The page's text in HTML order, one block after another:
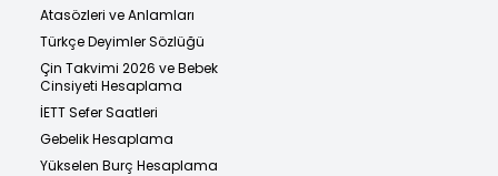
Atasözleri ve Anlamları
Türkçe Deyimler Sözlüğü
Çin Takvimi 2026 ve Bebek
Cinsiyeti Hesaplama
İETT Sefer Saatleri
Gebelik Hesaplama
Yükselen Burç Hesaplama